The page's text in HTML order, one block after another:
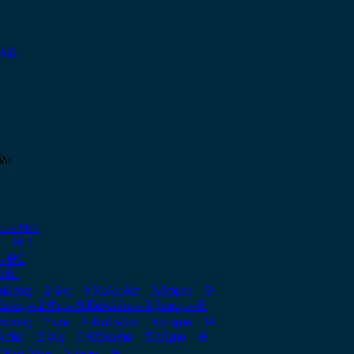
– Θc1
ΘC
– 2 Φις – 9 Καλώδια – Άβαφος – Θ
– 2 Φις – 9 Καλώδια – Χρώμιο – Θ